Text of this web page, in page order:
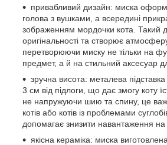
привабливий дизайн: миска
голова з вушками, а всередині
зображенням мордочки кота. Такий
оригінальності та створює
перетворюючи миску не тільки на
предмет, а й на стильний аксесуар
зручна висота: металева
3 см від підлоги, що дає змогу коту
не напружуючи шию та спину, це
котів або котів із проблемами
допомагає знизити навантаження на
якісна кераміка: миска